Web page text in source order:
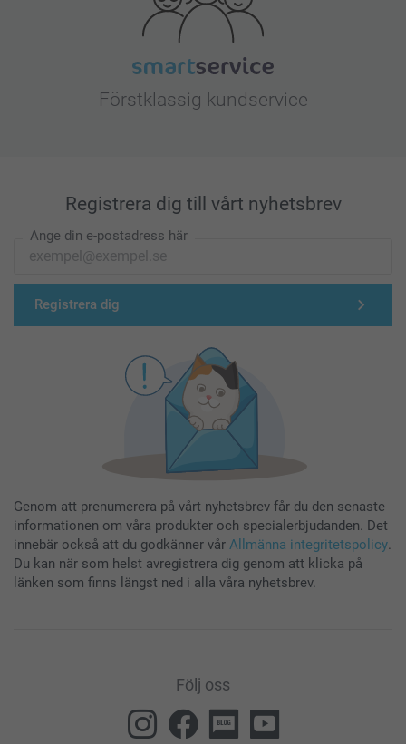
Förstklassig kundservice
Registrera dig till vårt nyhetsbrev
Ange din e-postadress här
Registrera dig
Genom att prenumerera på vårt nyhetsbrev får du den senaste
informationen om våra produkter och specialerbjudanden. Det
innebär också att du godkänner vår Allmänna integritetspolicy.
Du kan när som helst avregistrera dig genom att klicka på
länken som finns längst ned i alla våra nyhetsbrev.
Följ oss